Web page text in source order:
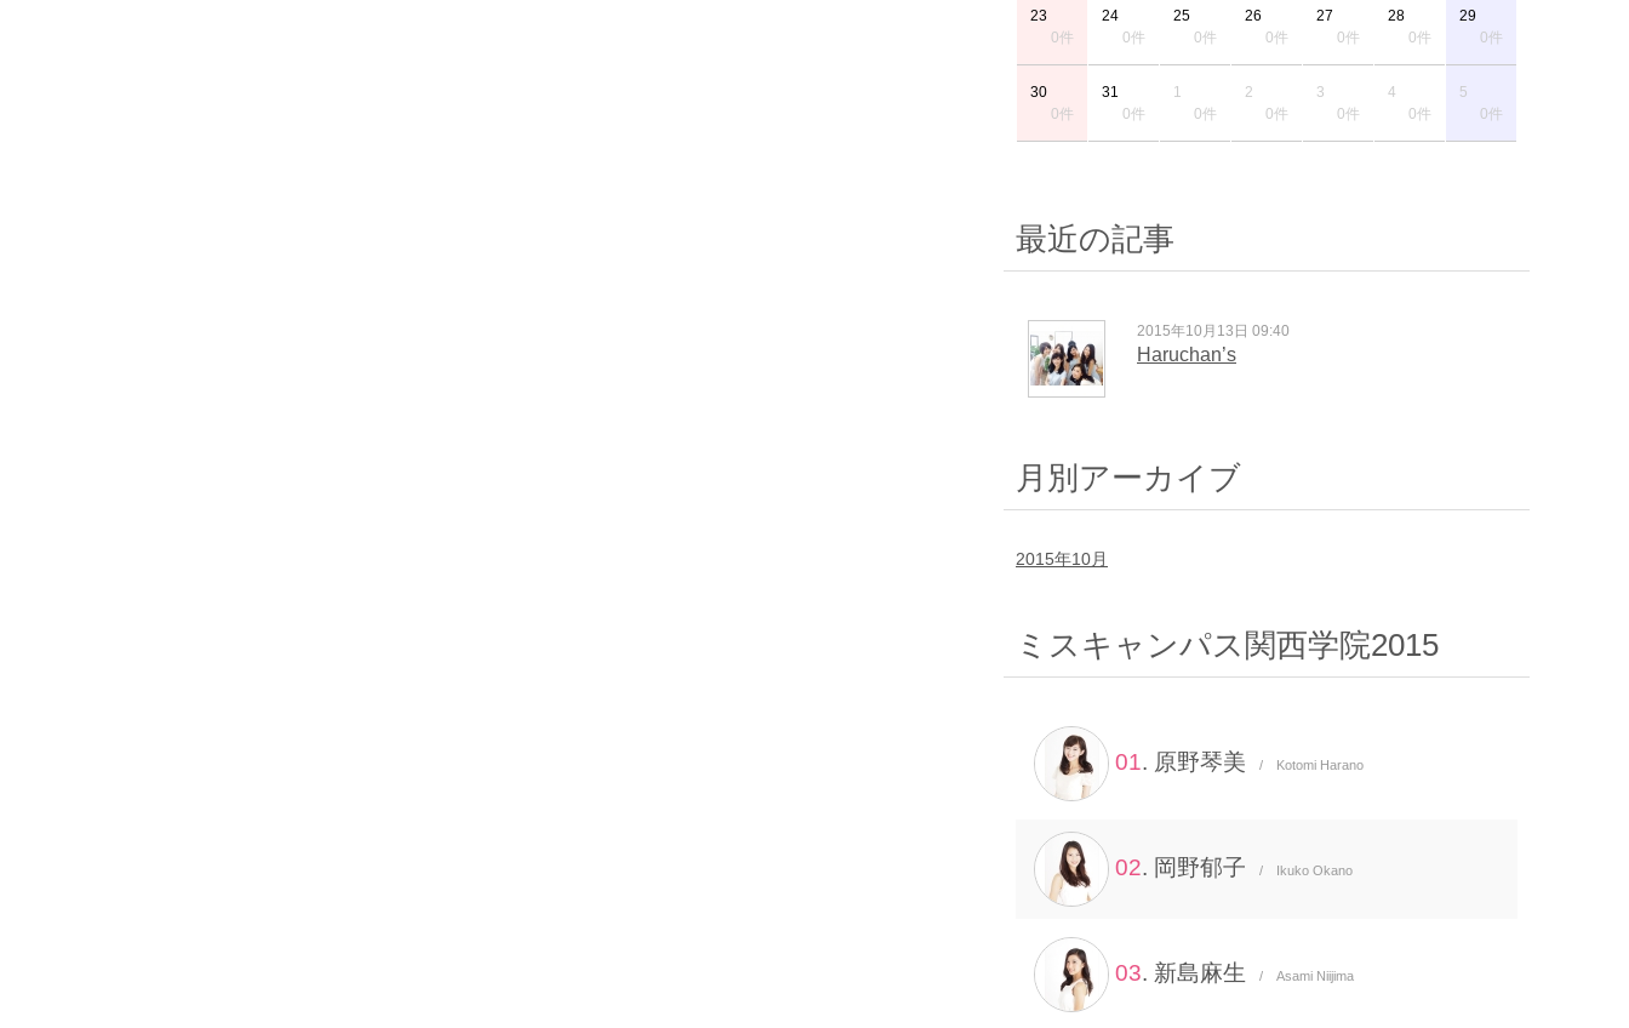
23
0件
24
0件
25
0件
26
0件
27
0件
28
0件
29
0件
30
0件
31
0件
1
0件
2
0件
3
0件
4
0件
5
0件
最近の記事
Haruchan’s
2015年10月13日 09:40
月別アーカイブ
2015年10月
ミスキャンパス関西学院2015
01. 原野琴美 / Kotomi Harano
02. 岡野郁子 / Ikuko Okano
03. 新島麻生 / Asami Niijima